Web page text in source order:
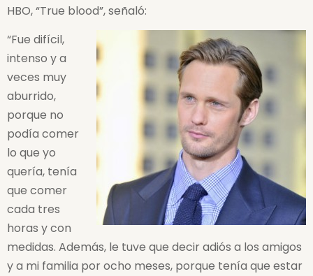
HBO, “True blood”, señaló:
“Fue difícil,
intenso y a
veces muy
aburrido,
porque no
podía comer
lo que yo
quería, tenía
que comer
cada tres
horas y con
medidas. Además, le tuve que decir adiós a los amigos
y a mi familia por ocho meses, porque tenía que estar